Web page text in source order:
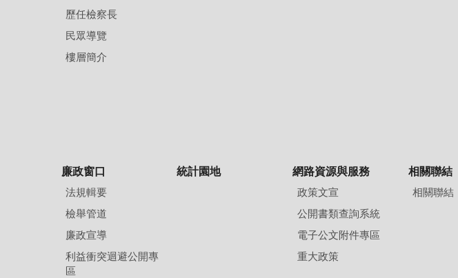
歷任檢察長
民眾導覽
樓層簡介
廉政窗口
法規輯要
檢舉管道
廉政宣導
利益衝突迴避公開專
區
統計園地 網路資源與服務
政策文宣
公開書類查詢系統
電子公文附件專區
重大政策
相關聯結
相關聯結